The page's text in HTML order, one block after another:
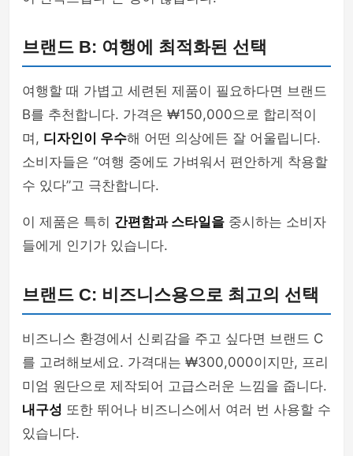
브랜드 B: 여행에 최적화된 선택
여행할 때 가볍고 세련된 제품이 필요하다면 브랜드
B를 추천합니다. 가격은 ₩150,000으로 합리적이
며, 디자인이 우수해 어떤 의상에든 잘 어울립니다.
소비자들은 “여행 중에도 가벼워서 편안하게 착용할
수 있다”고 극찬합니다.
이 제품은 특히 간편함과 스타일을 중시하는 소비자
들에게 인기가 있습니다.
브랜드 C: 비즈니스용으로 최고의 선택
비즈니스 환경에서 신뢰감을 주고 싶다면 브랜드 C
를 고려해보세요. 가격대는 ₩300,000이지만, 프리
미엄 원단으로 제작되어 고급스러운 느낌을 줍니다.
내구성 또한 뛰어나 비즈니스에서 여러 번 사용할 수
있습니다.